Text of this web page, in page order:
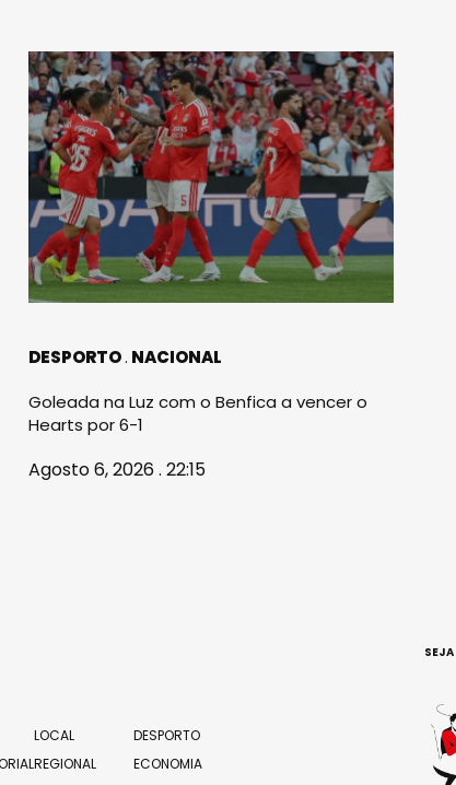
DESPORTO NACIONAL
Goleada na Luz com o Benfica a vencer o
Hearts por 6-1
Agosto 6, 2026 . 22:15
LOCAL
REGIONAL
DESPORTO
ECONOMIA